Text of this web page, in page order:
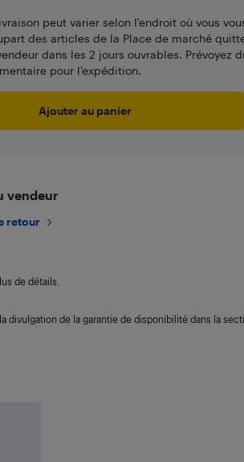
peut varier selon l'endroit où vous
des articles de la Place de marché
dans les 2 jours ouvrables. Prévoyez
pour l’expédition.
Ajouter au panier
vendeur
retour
de détails.
divulgation de la garantie de disponibilité dans la